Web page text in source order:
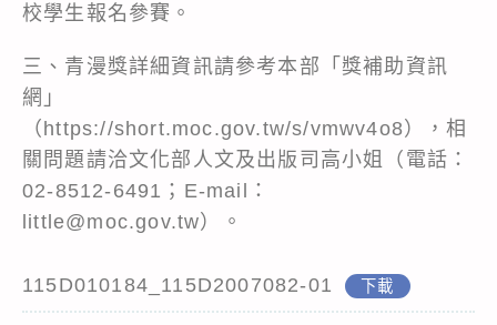
校學生報名參賽。
三、青漫獎詳細資訊請參考本部「獎補助資訊
網」
（https://short.moc.gov.tw/s/vmwv4o8），相
關問題請洽文化部人文及出版司高小姐（電話：
02-8512-6491；E-mail：
little@moc.gov.tw）。
115D010184_115D2007082-01 下載